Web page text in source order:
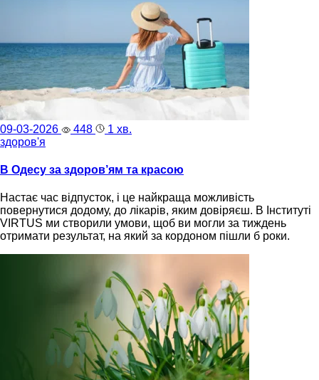
09-03-2026 448
1 хв.
здоров'я
В Одесу за здоров’ям та красою
Настає час відпусток, і це найкраща можливість
повернутися додому, до лікарів, яким довіряєш. В Інституті
VIRTUS ми створили умови, щоб ви могли за тиждень
отримати результат, на який за кордоном пішли б роки.